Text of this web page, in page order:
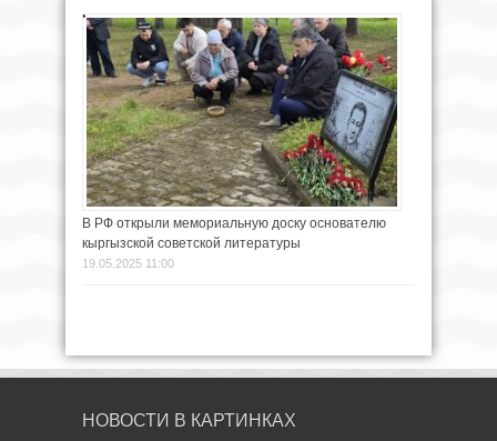
В РФ открыли мемориальную доску основателю
кыргызской советской литературы
19.05.2025 11:00
НОВОСТИ В КАРТИНКАХ